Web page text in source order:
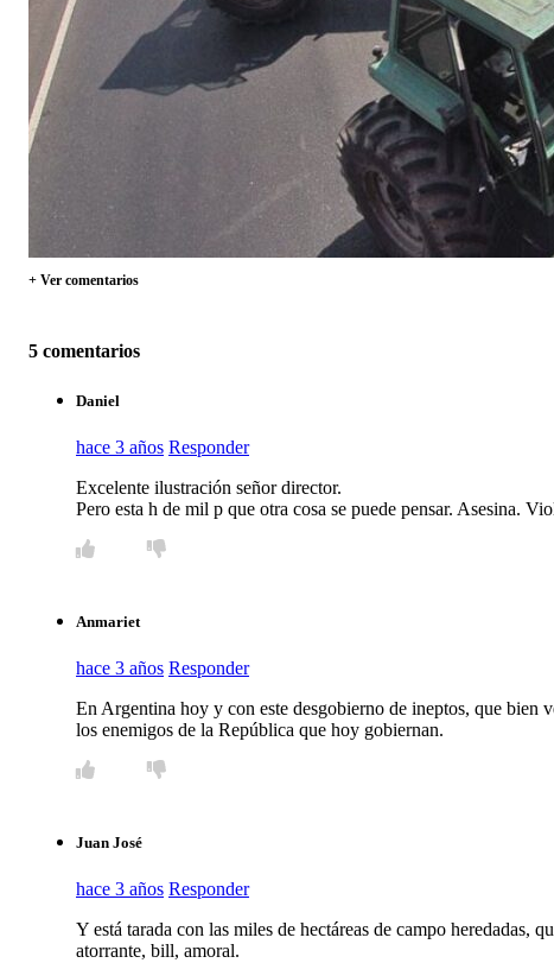
+ Ver comentarios
5 comentarios
Daniel
hace 3 años Responder
Excelente ilustración señor director.
Pero esta h de mil p que otra cosa se puede pensar. Asesina.
Anmariet
hace 3 años Responder
En Argentina hoy y con este desgobierno de ineptos, que
los enemigos de la República que hoy gobiernan.
Juan José
hace 3 años Responder
Y está tarada con las miles de hectáreas de campo heredadas,
atorrante, bill, amoral.